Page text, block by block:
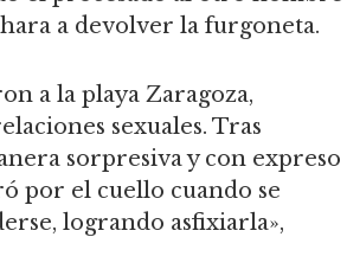
a devolver la furgoneta.
a la playa Zaragoza,
sexuales. Tras
sorpresiva y con expreso
por el cuello cuando se
logrando asfixiarla»,